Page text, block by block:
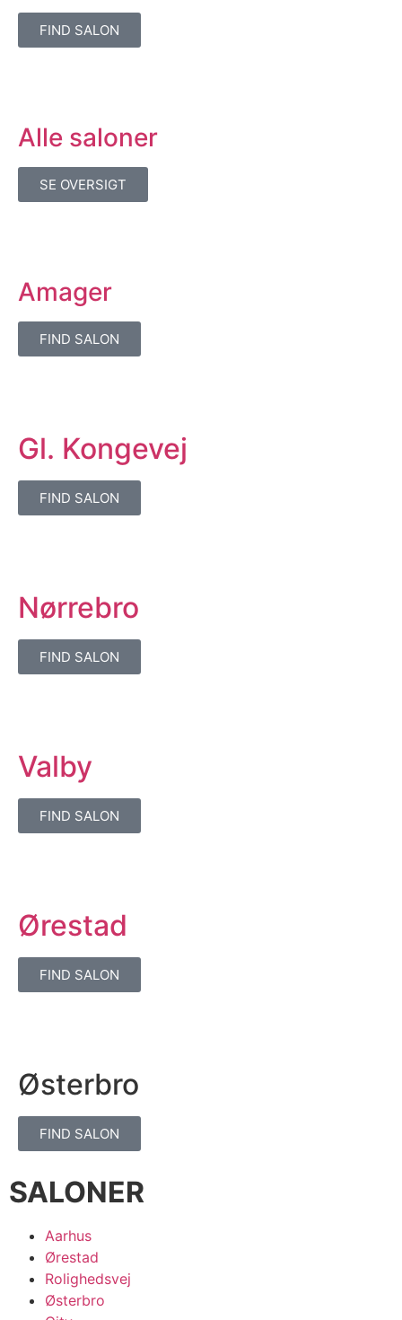
FIND SALON
Alle saloner
SE OVERSIGT
Amager
FIND SALON
Gl. Kongevej
FIND SALON
Nørrebro
FIND SALON
Valby
FIND SALON
Ørestad
FIND SALON
Østerbro
FIND SALON
SALONER
Aarhus
Ørestad
Rolighedsvej
Østerbro